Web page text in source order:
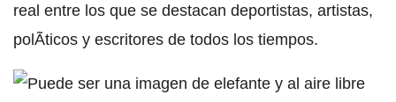
real entre los que se destacan deportistas, artistas,
polÃ­ticos y escritores de todos los tiempos.